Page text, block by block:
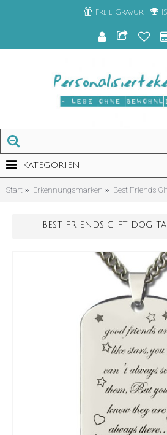
Freie Gravur
KATEGORIEN
Start Erkennungsmarken Best Friends
BEST FRIENDS GIFT DOG